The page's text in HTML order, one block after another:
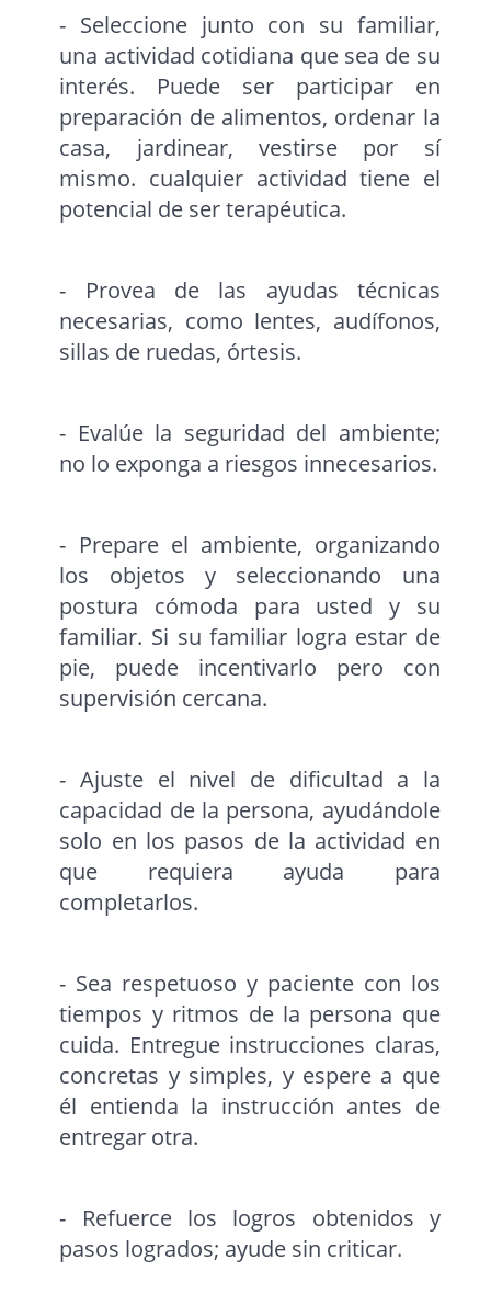
- Seleccione junto con su familiar,
una actividad cotidiana que sea de su
interés. Puede ser participar en
preparación de alimentos, ordenar la
casa, jardinear, vestirse por sí
mismo. cualquier actividad tiene el
potencial de ser terapéutica.
- Provea de las ayudas técnicas
necesarias, como lentes, audífonos,
sillas de ruedas, órtesis.
- Evalúe la seguridad del ambiente;
no lo exponga a riesgos innecesarios.
- Prepare el ambiente, organizando
los objetos y seleccionando una
postura cómoda para usted y su
familiar. Si su familiar logra estar de
pie, puede incentivarlo pero con
supervisión cercana.
- Ajuste el nivel de dificultad a la
capacidad de la persona, ayudándole
solo en los pasos de la actividad en
que requiera ayuda para
completarlos.
- Sea respetuoso y paciente con los
tiempos y ritmos de la persona que
cuida. Entregue instrucciones claras,
concretas y simples, y espere a que
él entienda la instrucción antes de
entregar otra.
- Refuerce los logros obtenidos y
pasos logrados; ayude sin criticar.